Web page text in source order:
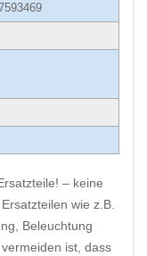
– keine
wie z.B.
Beleuchtung
ist, dass